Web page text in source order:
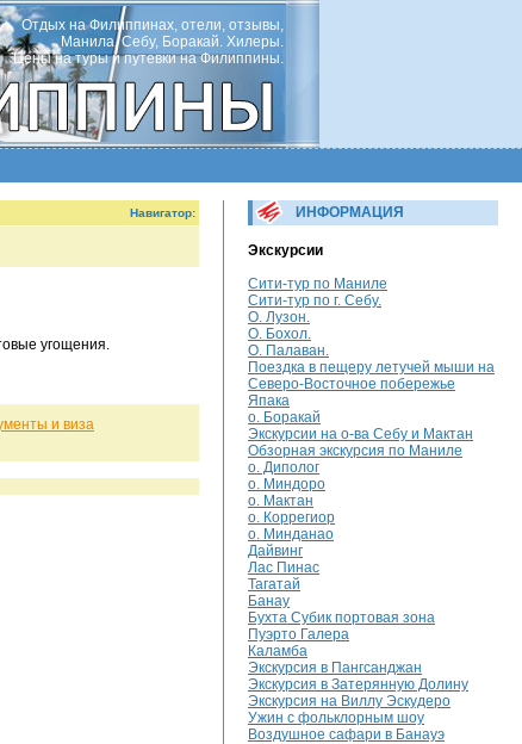
Отдых на Филиппинах, отели, отзывы,
Манила, Себу, Боракай. Хилеры.
Цены на туры и путевки на Филиппины.
Навигатор:
угощения.
и виза
ИНФОРМАЦИЯ
Экскурсии
Сити-тур по Маниле
Сити-тур по г. Себу.
О. Лузон.
О. Бохол.
О. Палаван.
Поездка в пещеру летучей мыши на
Северо-Восточное побережье
Япака
о. Боракай
Экскурсии на о-ва Себу и Мактан
Обзорная экскурсия по Маниле
о. Диполог
о. Миндоро
о. Мактан
о. Коррегиор
о. Минданао
Дайвинг
Лас Пинас
Тагатай
Банау
Бухта Субик портовая зона
Пуэрто Галера
Каламба
Экскурсия в Пангсанджан
Экскурсия в Затерянную Долину
Экскурсия на Виллу Эскудеро
Ужин с фольклорным шоу
Воздушное сафари в Банауэ